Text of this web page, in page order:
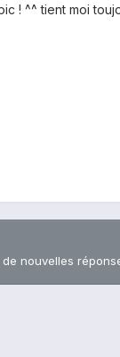
! ^^ tient moi
nouvelles